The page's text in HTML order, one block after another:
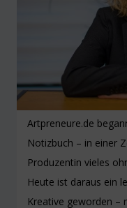
Artpreneure.de
Notizbuch – in einer
Produzentin vieles
Heute ist daraus ein
Kreative geworden –